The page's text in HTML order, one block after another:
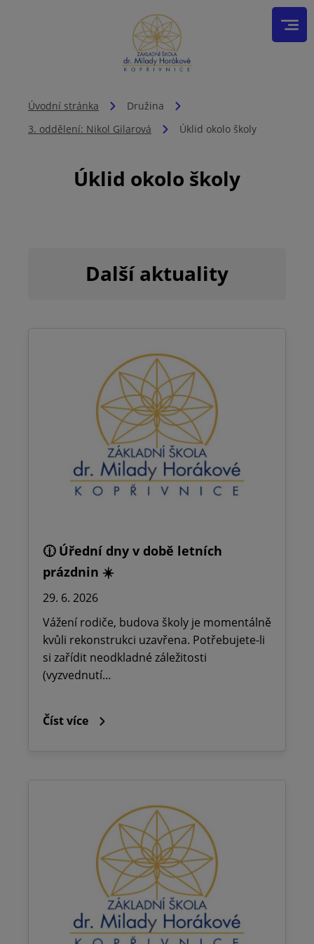
Úvodní stránka
Družina
3. oddělení: Nikol Gilarová
Úklid okolo školy
Úklid okolo školy
Další aktuality
🕧 Úřední dny v době letních
prázdnin ☀️
29. 6. 2026
Vážení rodiče, budova školy je momentálně
kvůli rekonstrukci uzavřena. Potřebujete-li
si zařídit neodkladné záležitosti
(vyzvednutí…
Číst více